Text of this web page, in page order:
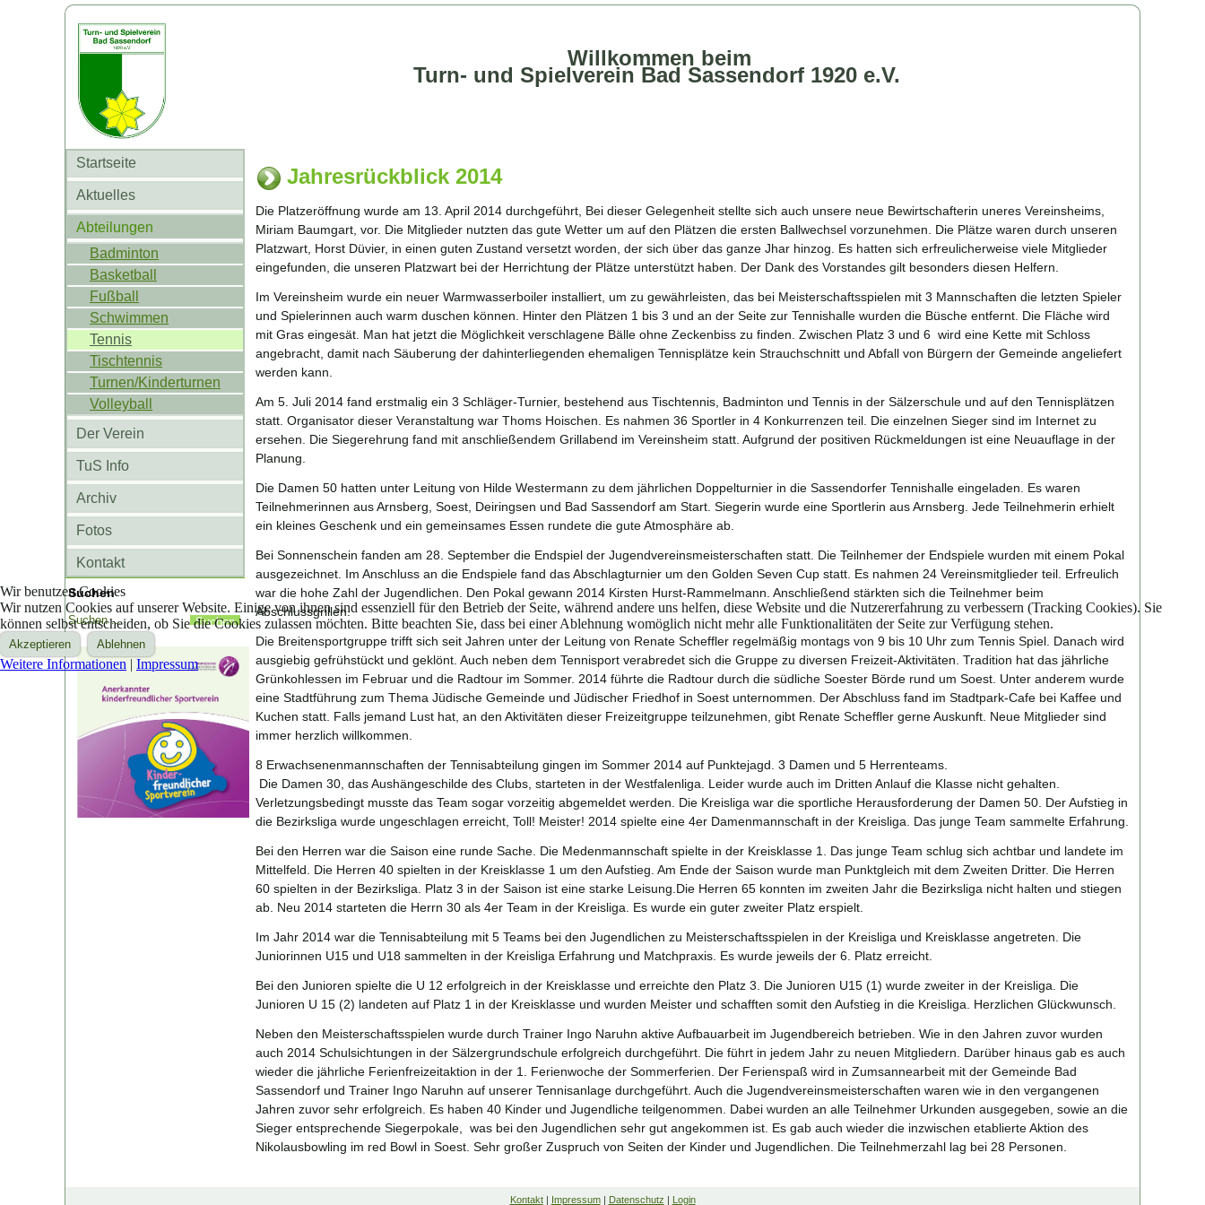
Willkommen beim
Turn- und Spielverein Bad Sassendorf 1920 e.V.
Startseite
Aktuelles
Abteilungen
Badminton
Basketball
Fußball
Schwimmen
Tennis
Tischtennis
Turnen/Kinderturnen
Volleyball
Der Verein
TuS Info
Archiv
Fotos
Kontakt
Suchen
Jahresrückblick 2014
Die Platzeröffnung wurde am 13. April 2014 durchgeführt, Bei dieser Gelegenheit stellte sich auch unsere neue Bewirtschafterin uneres Vereinsheims,
Miriam Baumgart, vor. Die Mitglieder nutzten das gute Wetter um auf den Plätzen die ersten Ballwechsel vorzunehmen. Die Plätze waren durch unseren
Platzwart, Horst Düvier, in einen guten Zustand versetzt worden, der sich über das ganze Jhar hinzog. Es hatten sich erfreulicherweise viele Mitglieder
eingefunden, die unseren Platzwart bei der Herrichtung der Plätze unterstützt haben. Der Dank des Vorstandes gilt besonders diesen Helfern.
Im Vereinsheim wurde ein neuer Warmwasserboiler installiert, um zu gewährleisten, das bei Meisterschaftsspielen mit 3 Mannschaften die letzten Spieler
und Spielerinnen auch warm duschen können. Hinter den Plätzen 1 bis 3 und an der Seite zur Tennishalle wurden die Büsche entfernt. Die Fläche wird
mit Gras eingesät. Man hat jetzt die Möglichkeit verschlagene Bälle ohne Zeckenbiss zu finden. Zwischen Platz 3 und 6 wird eine Kette mit Schloss
angebracht, damit nach Säuberung der dahinterliegenden ehemaligen Tennisplätze kein Strauchschnitt und Abfall von Bürgern der Gemeinde angeliefert
werden kann.
Am 5. Juli 2014 fand erstmalig ein 3 Schläger-Turnier, bestehend aus Tischtennis, Badminton und Tennis in der Sälzerschule und auf den Tennisplätzen
statt. Organisator dieser Veranstaltung war Thoms Hoischen. Es nahmen 36 Sportler in 4 Konkurrenzen teil. Die einzelnen Sieger sind im Internet zu
ersehen. Die Siegerehrung fand mit anschließendem Grillabend im Vereinsheim statt. Aufgrund der positiven Rückmeldungen ist eine Neuauflage in der
Planung.
Die Damen 50 hatten unter Leitung von Hilde Westermann zu dem jährlichen Doppelturnier in die Sassendorfer Tennishalle eingeladen. Es waren
Teilnehmerinnen aus Arnsberg, Soest, Deiringsen und Bad Sassendorf am Start. Siegerin wurde eine Sportlerin aus Arnsberg. Jede Teilnehmerin erhielt
ein kleines Geschenk und ein gemeinsames Essen rundete die gute Atmosphäre ab.
Bei Sonnenschein fanden am 28. September die Endspiel der Jugendvereinsmeisterschaften statt. Die Teilnhemer der Endspiele wurden mit einem Pokal
ausgezeichnet. Im Anschluss an die Endspiele fand das Abschlagturnier um den Golden Seven Cup statt. Es nahmen 24 Vereinsmitglieder teil. Erfreulich
war die hohe Zahl der Jugendlichen. Den Pokal gewann 2014 Kirsten Hurst-Rammelmann. Anschließend stärkten sich die Teilnehmer beim
Abschlussgrillen.
Die Breitensportgruppe trifft sich seit Jahren unter der Leitung von Renate Scheffler regelmäßig montags von 9 bis 10 Uhr zum Tennis Spiel. Danach wird
ausgiebig gefrühstückt und geklönt. Auch neben dem Tennisport verabredet sich die Gruppe zu diversen Freizeit-Aktivitäten. Tradition hat das jährliche
Grünkohlessen im Februar und die Radtour im Sommer. 2014 führte die Radtour durch die südliche Soester Börde rund um Soest. Unter anderem wurde
eine Stadtführung zum Thema Jüdische Gemeinde und Jüdischer Friedhof in Soest unternommen. Der Abschluss fand im Stadtpark-Cafe bei Kaffee und
Kuchen statt. Falls jemand Lust hat, an den Aktivitäten dieser Freizeitgruppe teilzunehmen, gibt Renate Scheffler gerne Auskunft. Neue Mitglieder sind
immer herzlich willkommen.
8 Erwachsenenmannschaften der Tennisabteilung gingen im Sommer 2014 auf Punktejagd. 3 Damen und 5 Herrenteams.
Die Damen 30, das Aushängeschilde des Clubs, starteten in der Westfalenliga. Leider wurde auch im Dritten Anlauf die Klasse nicht gehalten.
Verletzungsbedingt musste das Team sogar vorzeitig abgemeldet werden. Die Kreisliga war die sportliche Herausforderung der Damen 50. Der Aufstieg in
die Bezirksliga wurde ungeschlagen erreicht, Toll! Meister! 2014 spielte eine 4er Damenmannschaft in der Kreisliga. Das junge Team sammelte Erfahrung.
Bei den Herren war die Saison eine runde Sache. Die Medenmannschaft spielte in der Kreisklasse 1. Das junge Team schlug sich achtbar und landete im
Mittelfeld. Die Herren 40 spielten in der Kreisklasse 1 um den Aufstieg. Am Ende der Saison wurde man Punktgleich mit dem Zweiten Dritter. Die Herren
60 spielten in der Bezirksliga. Platz 3 in der Saison ist eine starke Leisung.Die Herren 65 konnten im zweiten Jahr die Bezirksliga nicht halten und stiegen
ab. Neu 2014 starteten die Herrn 30 als 4er Team in der Kreisliga. Es wurde ein guter zweiter Platz erspielt.
Im Jahr 2014 war die Tennisabteilung mit 5 Teams bei den Jugendlichen zu Meisterschaftsspielen in der Kreisliga und Kreisklasse angetreten. Die
Juniorinnen U15 und U18 sammelten in der Kreisliga Erfahrung und Matchpraxis. Es wurde jeweils der 6. Platz erreicht.
Bei den Junioren spielte die U 12 erfolgreich in der Kreisklasse und erreichte den Platz 3. Die Junioren U15 (1) wurde zweiter in der Kreisliga. Die
Junioren U 15 (2) landeten auf Platz 1 in der Kreisklasse und wurden Meister und schafften somit den Aufstieg in die Kreisliga. Herzlichen Glückwunsch.
Neben den Meisterschaftsspielen wurde durch Trainer Ingo Naruhn aktive Aufbauarbeit im Jugendbereich betrieben. Wie in den Jahren zuvor wurden
auch 2014 Schulsichtungen in der Sälzergrundschule erfolgreich durchgeführt. Die führt in jedem Jahr zu neuen Mitgliedern. Darüber hinaus gab es auch
wieder die jährliche Ferienfreizeitaktion in der 1. Ferienwoche der Sommerferien. Der Ferienspaß wird in Zumsannearbeit mit der Gemeinde Bad
Sassendorf und Trainer Ingo Naruhn auf unserer Tennisanlage durchgeführt. Auch die Jugendvereinsmeisterschaften waren wie in den vergangenen
Jahren zuvor sehr erfolgreich. Es haben 40 Kinder und Jugendliche teilgenommen. Dabei wurden an alle Teilnehmer Urkunden ausgegeben, sowie an die
Sieger entsprechende Siegerpokale, was bei den Jugendlichen sehr gut angekommen ist. Es gab auch wieder die inzwischen etablierte Aktion des
Nikolausbowling im red Bowl in Soest. Sehr großer Zuspruch von Seiten der Kinder und Jugendlichen. Die Teilnehmerzahl lag bei 28 Personen.
Kontakt| Impressum| Datenschutz | Login
Wir benutzen Cookies
Wir nutzen Cookies auf unserer Website. Einige von ihnen sind essenziell für den Betrieb der Seite, während andere uns helfen, diese Website und die Nutzererfahrung zu verbessern (Tracking Cookies). Sie
können selbst entscheiden, ob Sie die Cookies zulassen möchten. Bitte beachten Sie, dass bei einer Ablehnung womöglich nicht mehr alle Funktionalitäten der Seite zur Verfügung stehen.
Akzeptieren Ablehnen
Weitere Informationen | Impressum